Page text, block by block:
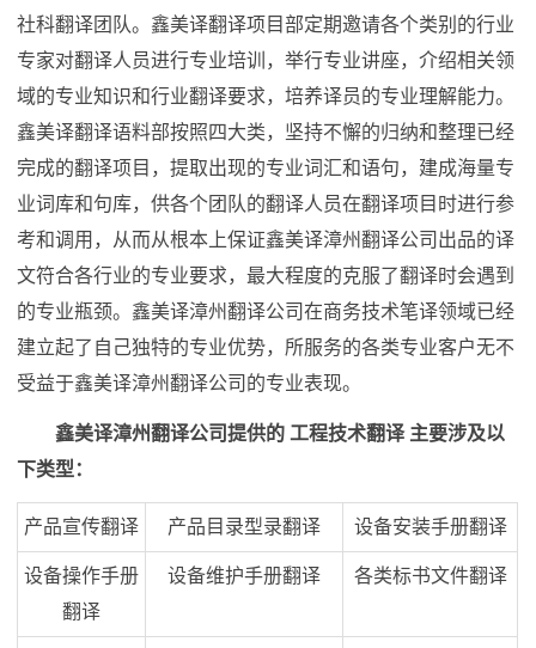
社科翻译团队。鑫美译翻译项目部定期邀请各个类别的行业
专家对翻译人员进行专业培训，举行专业讲座，介绍相关领
域的专业知识和行业翻译要求，培养译员的专业理解能力。
鑫美译翻译语料部按照四大类，坚持不懈的归纳和整理已经
完成的翻译项目，提取出现的专业词汇和语句，建成海量专
业词库和句库，供各个团队的翻译人员在翻译项目时进行参
考和调用，从而从根本上保证鑫美译漳州翻译公司出品的译
文符合各行业的专业要求，最大程度的克服了翻译时会遇到
的专业瓶颈。鑫美译漳州翻译公司在商务技术笔译领域已经
建立起了自己独特的专业优势，所服务的各类专业客户无不
受益于鑫美译漳州翻译公司的专业表现。
鑫美译漳州翻译公司提供的 工程技术翻译 主要涉及以
下类型：
产品宣传翻译 产品目录型录翻译 设备安装手册翻译
设备操作手册
翻译
设备维护手册翻译 各类标书文件翻译